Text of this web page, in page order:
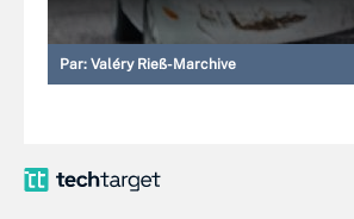
Par: Valéry Rieß-Marchive